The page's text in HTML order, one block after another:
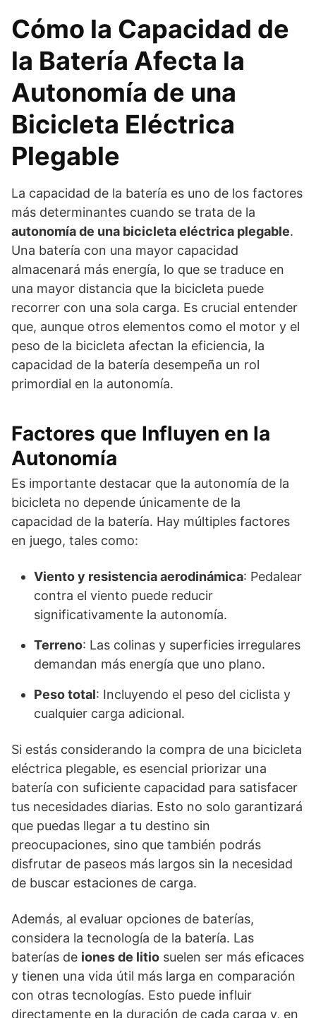
Cómo la Capacidad de
la Batería Afecta la
Autonomía de una
Bicicleta Eléctrica
Plegable
La capacidad de la batería es uno de los factores
más determinantes cuando se trata de la
autonomía de una bicicleta eléctrica plegable.
Una batería con una mayor capacidad
almacenará más energía, lo que se traduce en
una mayor distancia que la bicicleta puede
recorrer con una sola carga. Es crucial entender
que, aunque otros elementos como el motor y el
peso de la bicicleta afectan la eficiencia, la
capacidad de la batería desempeña un rol
primordial en la autonomía.
Factores que Influyen en la
Autonomía
Es importante destacar que la autonomía de la
bicicleta no depende únicamente de la
capacidad de la batería. Hay múltiples factores
en juego, tales como:
Viento y resistencia aerodinámica: Pedalear
contra el viento puede reducir
significativamente la autonomía.
Terreno: Las colinas y superficies irregulares
demandan más energía que uno plano.
Peso total: Incluyendo el peso del ciclista y
cualquier carga adicional.
Si estás considerando la compra de una bicicleta
eléctrica plegable, es esencial priorizar una
batería con suficiente capacidad para satisfacer
tus necesidades diarias. Esto no solo garantizará
que puedas llegar a tu destino sin
preocupaciones, sino que también podrás
disfrutar de paseos más largos sin la necesidad
de buscar estaciones de carga.
Además, al evaluar opciones de baterías,
considera la tecnología de la batería. Las
baterías de iones de litio suelen ser más eficaces
y tienen una vida útil más larga en comparación
con otras tecnologías. Esto puede influir
directamente en la duración de cada carga y, en